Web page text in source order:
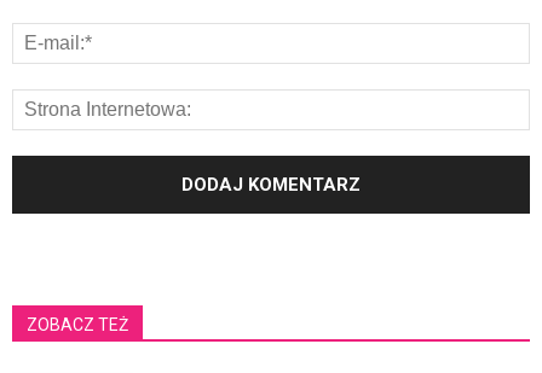
ZOBACZ TEŻ